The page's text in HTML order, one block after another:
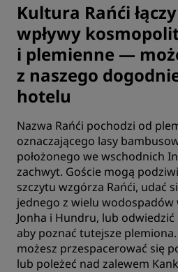
Kultura Rańći
wpływy
i plemienne —
z naszego
hotelu
Nazwa Rańći pochodzi od
oznaczającego lasy
położonego we wschodnich
zachwyt. Goście mogą
szczytu wzgórza Rańći, udać
jednego z wielu
Jonha i Hundru, lub
aby poznać tutejsze
możesz przespacerować się
lub poleżeć nad zalewem